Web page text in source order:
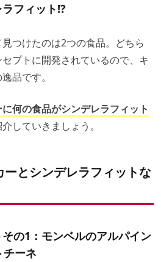
フィット!?
つけたのは2つの食品。どちら
プトに開発されているので、キ
品です。
何の食品がシンデレラフィット
していきましょう。
ーとシンデレラフィットな
の1：モンベルのアルパイン
チーネ